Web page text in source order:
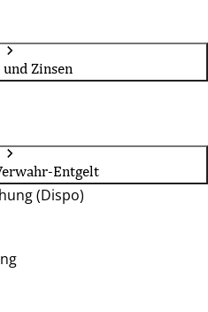
Zinsen
Entgelt
(Dispo)